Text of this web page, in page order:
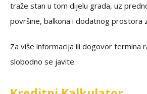
traže stan u tom dijelu grada, uz
površine, balkona i dodatnog prostora
Za više informacija ili dogovor termina
slobodno se javite.